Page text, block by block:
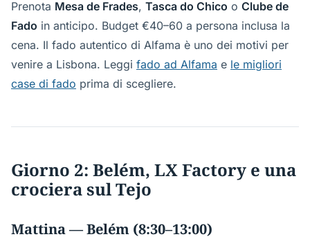
Prenota Mesa de Frades, Tasca do Chico o Clube de
Fado in anticipo. Budget €40–60 a persona inclusa la
cena. Il fado autentico di Alfama è uno dei motivi per
venire a Lisbona. Leggi fado ad Alfama e le migliori
case di fado prima di scegliere.
Giorno 2: Belém, LX Factory e una
crociera sul Tejo
Mattina — Belém (8:30–13:00)